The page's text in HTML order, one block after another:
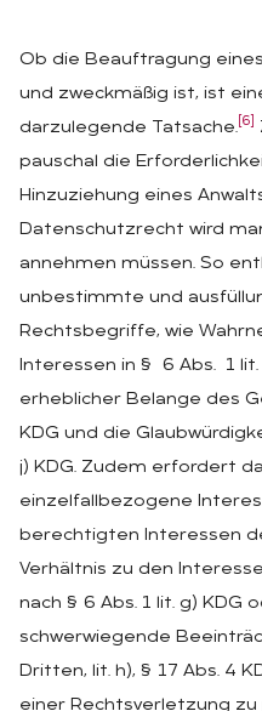
Ob die Beauftragung
und zweckmäßig ist, ist
darzulegende Tatsache. [6]
pauschal die
Hinzuziehung eines
Datenschutzrecht wird
annehmen müssen. So
unbestimmte und
Rechtsbegriffe, wie
Interessen in § 6 Abs. 1 lit.
erheblicher Belange des
KDG und die
j) KDG. Zudem erfordert
einzelfallbezogene
berechtigten Interessen
Verhältnis zu den
nach § 6 Abs. 1 lit. g) KDG
schwerwiegende
Dritten, lit. h), § 17 Abs. 4
einer Rechtsverletzung